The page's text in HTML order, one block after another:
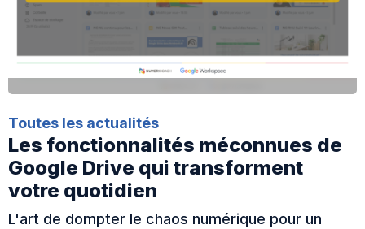
Toutes les actualités
Les fonctionnalités méconnues de
Google Drive qui transforment
votre quotidien
L'art de dompter le chaos numérique pour un